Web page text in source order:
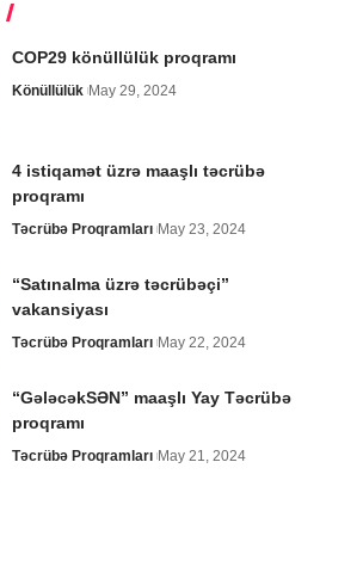
COP29 könüllülük proqramı
Könüllülük May 29, 2024
4 istiqamət üzrə maaşlı təcrübə
proqramı
Təcrübə Proqramları May 23, 2024
“Satınalma üzrə təcrübəçi”
vakansiyası
Təcrübə Proqramları May 22, 2024
“GələcəkSƏN” maaşlı Yay Təcrübə
proqramı
Təcrübə Proqramları May 21, 2024